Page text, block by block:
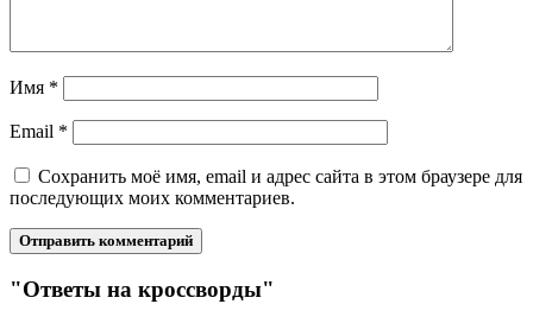
Имя *
Email *
Сохранить моё имя, email и адрес сайта в этом браузере для
последующих моих комментариев.
"Ответы на кроссворды"